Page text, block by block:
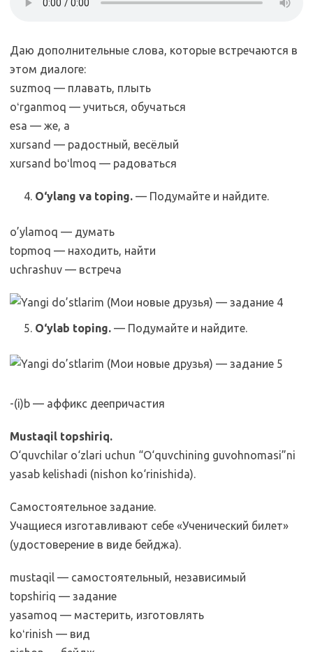
Даю дополнительные слова, которые встречаются в
этом диалоге:
suzmoq — плавать, плыть
oʻrganmoq — учиться, обучаться
esa — же, а
xursand — радостный, весёлый
xursand boʻlmoq — радоваться
O‘ylang va toping. — Подумайте и найдите.
o’ylamoq — думать
topmoq — находить, найти
uchrashuv — встреча
O‘ylab toping. — Подумайте и найдите.
-(i)b — аффикс деепричастия
Mustaqil topshiriq.
O‘quvchilar o‘zlari uchun “O‘quvchining guvohnomasi”ni
yasab kelishadi (nishon ko‘rinishida).
Самостоятельное задание.
Учащиеся изготавливают себе «Ученический билет»
(удостоверение в виде бейджа).
mustaqil — самостоятельный, независимый
topshiriq — задание
yasamoq — мастерить, изготовлять
koʻrinish — вид